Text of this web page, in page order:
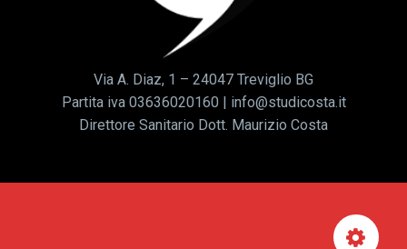
Via A. Diaz, 1 – 24047 Treviglio BG
Partita iva 03636020160 | info@studicosta.it
Direttore Sanitario Dott. Maurizio Costa

